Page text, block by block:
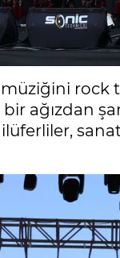
rock
ağızdan